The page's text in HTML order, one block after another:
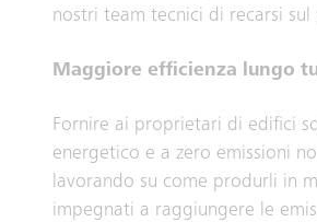
nostri team tecnici di recarsi sul
Maggiore efficienza lungo
Fornire ai proprietari di edifici
energetico e a zero emissioni
lavorando su come produrli in
impegnati a raggiungere le